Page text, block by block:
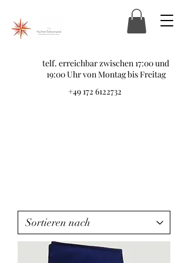
telf. erreichbar zwischen 17:00 und
19:00 Uhr von Montag bis Freitag
+49 172 6122732